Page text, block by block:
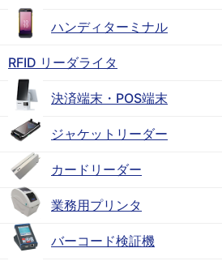
ハンディターミナル
RFID リーダライタ
決済端末・POS端末
ジャケットリーダー
カードリーダー
業務用プリンタ
バーコード検証機